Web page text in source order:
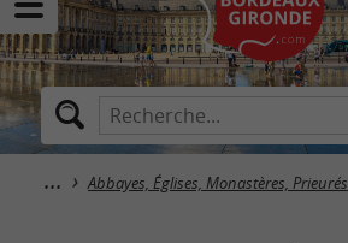
Abbayes, Églises, Monastères, Prieurés